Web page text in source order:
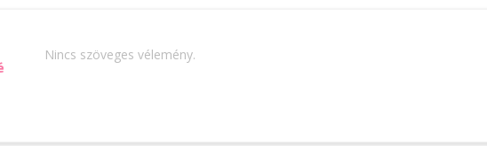
Nincs szöveges vélemény.